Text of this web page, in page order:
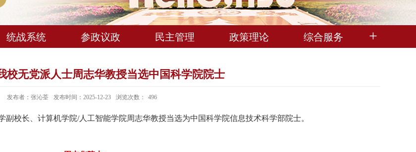
统战系统 参政议政 民主管理 政策理论 综合服务
校无党派人士周志华教授当选中国科学院院士
发布者：张沁荃 发布时间：2025-12-23 浏览次数： 496
副校长、计算机学院/人工智能学院周志华教授当选为中国科学院信息技术科学部院士。